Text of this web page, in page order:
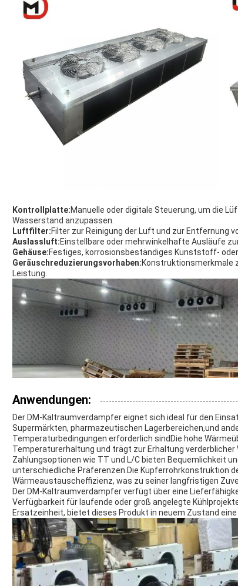
Kontrollplatte:Manuelle oder digitale Steuerung, um die
Wasserstand anzupassen.
Luftfilter:Filter zur Reinigung der Luft und zur Entfernung
Auslassluft:Einstellbare oder mehrwinkelhafte Ausläufe
Gehäuse:Festiges, korrosionsbeständiges Kunststoff-
Geräuschreduzierungsvorhaben:Konstruktionsmerkmale
Leistung.
Anwendungen:
Der DM-Kaltraumverdampfer eignet sich ideal für den
Supermärkten, pharmazeutischen Lagerbereichen,und
Temperaturbedingungen erforderlich sindDie hohe
Temperaturerhaltung und trägt zur Erhaltung verderblicher
Zahlungsoptionen wie TT und L/C bieten Bequemlichkeit
unterschiedliche Präferenzen.Die Kupferrohrkonstruktion
Wärmeaustauscheffizienz, was zu seiner langfristigen
Der DM-Kaltraumverdampfer verfügt über eine
Verfügbarkeit für laufende oder groß angelegte
Ersatzeinheit, bietet dieses Produkt in neuem Zustand